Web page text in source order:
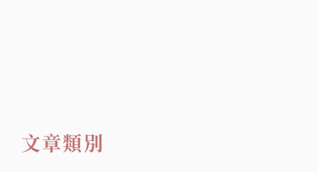
文章類別